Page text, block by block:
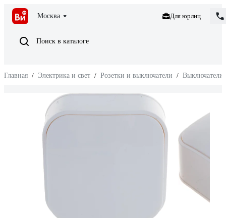
Москва Для юрлиц
Поиск в каталоге
Главная / Электрика и свет / Розетки и выключатели / Выключатели